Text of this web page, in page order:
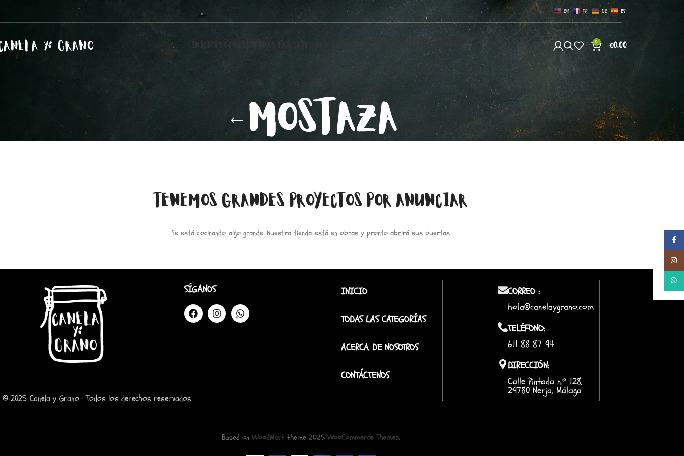
EN FR DE ES
INICIO CONTÁCTENOS 0 €0.00
MOSTAZA
TENEMOS GRANDES PROYECTOS POR ANUNCIAR
Se está cocinando algo grande. Nuestra tienda está en obras y pronto abrirá sus puertas.
SÍGANOS INICIO
TODAS LAS CATEGORÍAS
ACERCA DE NOSOTROS
CONTÁCTENOS
CORREO :
hola@canelaygrano.com
TELÉFONO:
611 88 87 94
DIRECCIÓN:
Calle Pintada n.º 128,
29780 Nerja, Málaga
© 2025 Canela y Grano · Todos los derechos reservados
Based on WoodMart theme 2025 WooCommerce Themes.